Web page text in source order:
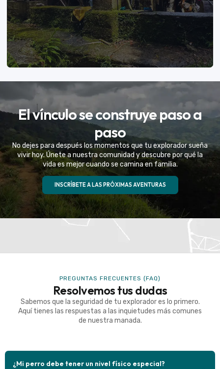
VER MÁS
Eventos Especiales
Celebramos la vida de tu mejor amigo con una
experiencia fuera de serie
VER MÁS
El vínculo se construye paso a
paso
No dejes para después los momentos que tu explorador sueña
vivir hoy. Únete a nuestra comunidad y descubre por qué la
vida es mejor cuando se camina en familia.
INSCRÍBETE A LAS PRÓXIMAS AVENTURAS
PREGUNTAS FRECUENTES (FAQ)
Resolvemos tus dudas
Sabemos que la seguridad de tu explorador es lo primero.
Aquí tienes las respuestas a las inquietudes más comunes
de nuestra manada.
¿Mi perro debe tener un nivel físico especial?